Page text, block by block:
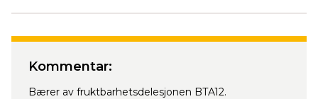
Produkter
Kommentar:
Bærer av fruktbarhetsdelesjonen BTA12.